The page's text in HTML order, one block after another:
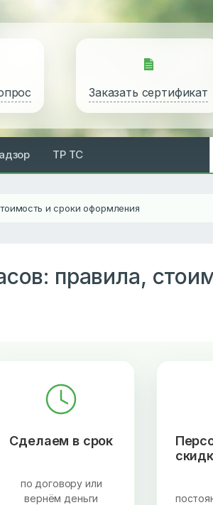
Заказать сертификат
ТР ТС
и сроки оформления
правила,
Сделаем в срок
по договору или
вернём деньги